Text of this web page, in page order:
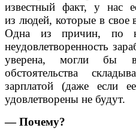
известный факт, у нас
из людей, которые в
Одна из причин, по
неудовлетворенность
уверена, могли бы
обстоятельства
зарплатой (даже если
удовлетворены не будут.
— Почему?